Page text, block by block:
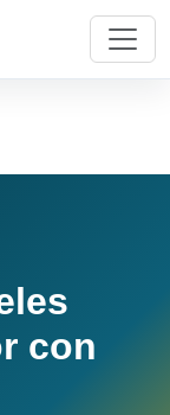
con